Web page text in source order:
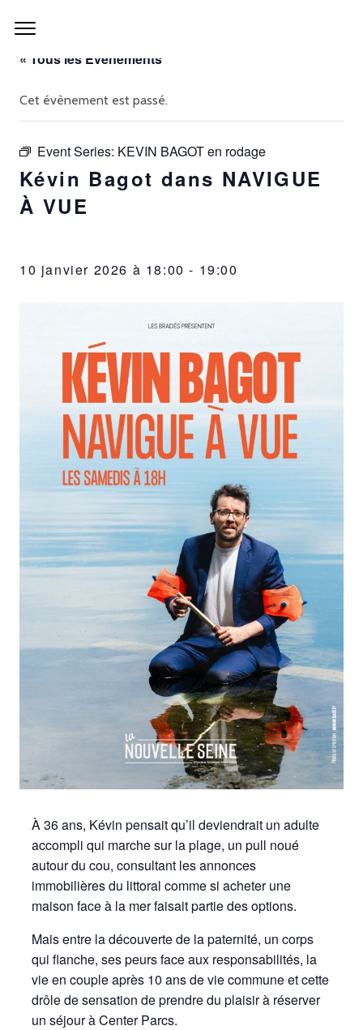
« Tous les Évènements
Cet évènement est passé.
Event Series: KEVIN BAGOT en rodage
Kévin Bagot dans NAVIGUE
À VUE
10 janvier 2026 à 18:00 - 19:00
À 36 ans, Kévin pensait qu’il deviendrait un adulte
accompli qui marche sur la plage, un pull noué
autour du cou, consultant les annonces
immobilières du littoral comme si acheter une
maison face à la mer faisait partie des options.
Mais entre la découverte de la paternité, un corps
qui flanche, ses peurs face aux responsabilités, la
vie en couple après 10 ans de vie commune et cette
drôle de sensation de prendre du plaisir à réserver
un séjour à Center Parcs.